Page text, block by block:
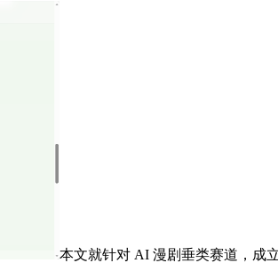
本文就针对 AI 漫剧垂类赛道，成